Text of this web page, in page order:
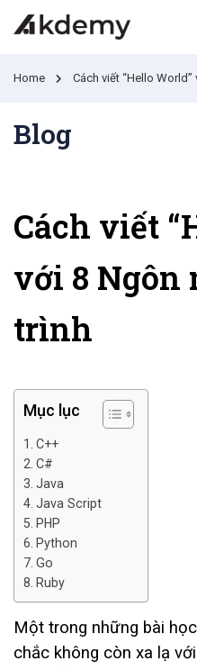
Home Cách viết “Hello
Blog
Cách viết
với 8 Ngôn
trình
Mục lục
C++
C#
Java
Java Script
PHP
Python
Go
Ruby
Một trong những bài
chắc không còn xa lạ